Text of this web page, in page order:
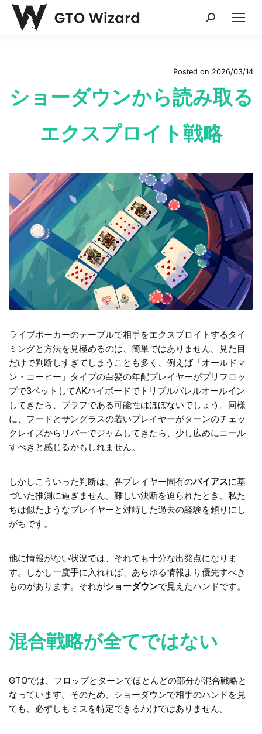
Search:
Posted on 2026/03/14
ショーダウンから読み取る
エクスプロイト戦略
ライブポーカーのテーブルで相手をエクスプロイトするタイ
ミングと方法を見極めるのは、簡単ではありません。見た目
だけで判断しすぎてしまうことも多く、例えば「オールドマ
ン・コーヒー」タイプの白髪の年配プレイヤーがプリフロッ
プで3ベットしてAKハイボードでトリプルバレルオールイン
してきたら、ブラフである可能性はほぼないでしょう。同様
に、フードとサングラスの若いプレイヤーがターンのチェッ
クレイズからリバーでジャムしてきたら、少し広めにコール
すべきと感じるかもしれません。
しかしこういった判断は、各プレイヤー固有のバイアスに基
づいた推測に過ぎません。難しい決断を迫られたとき、私た
ちは似たようなプレイヤーと対峙した過去の経験を頼りにし
がちです。
他に情報がない状況では、それでも十分な出発点になりま
す。しかし一度手に入れれば、あらゆる情報より優先すべき
ものがあります。それがショーダウンで見えたハンドです。
混合戦略が全てではない
GTOでは、フロップとターンでほとんどの部分が混合戦略と
なっています。そのため、ショーダウンで相手のハンドを見
ても、必ずしもミスを特定できるわけではありません。